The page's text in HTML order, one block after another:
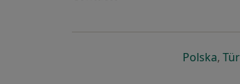
Polskase
,